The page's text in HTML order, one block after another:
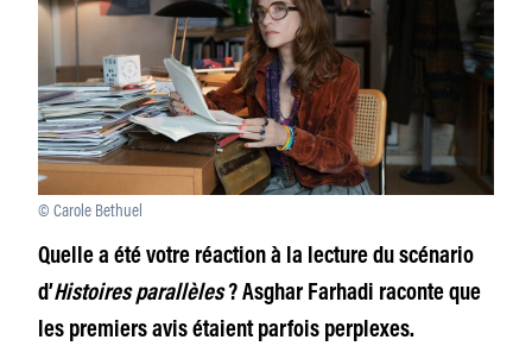
© Carole Bethuel
Quelle a été votre réaction à la lecture du scénario
d’Histoires parallèles? Asghar Farhadi raconte que
les premiers avis étaient parfois perplexes.